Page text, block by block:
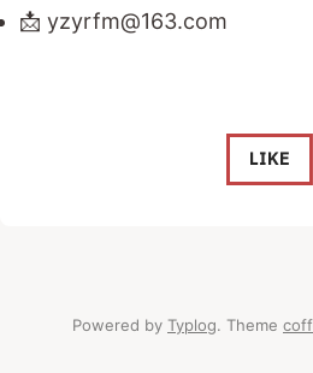
📩 yzyrfm@163.com
LIKE
Powered by Typlog. Theme